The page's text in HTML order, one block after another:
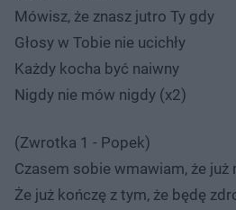
Mówisz, że znasz jutro Ty gdy
Głosy w Tobie nie ucichły
Każdy kocha być naiwny
Nigdy nie mów nigdy (x2)
(Zwrotka 1 - Popek)
Czasem sobie wmawiam, że już
Że już kończę z tym, że będę